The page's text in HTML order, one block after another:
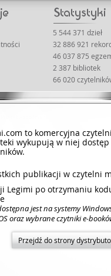
5 544 371 dzieł
32 886 921
46 037 875
2 387 bibliotek
66 020
to komercyjna
wykupują w niej
publikacji w czytelni
Legimi po otrzymaniu
jest na systemy
oraz wybrane czytniki e-
Przejdź do strony